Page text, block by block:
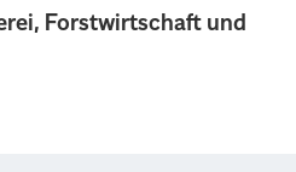
Forstwirtschaft und